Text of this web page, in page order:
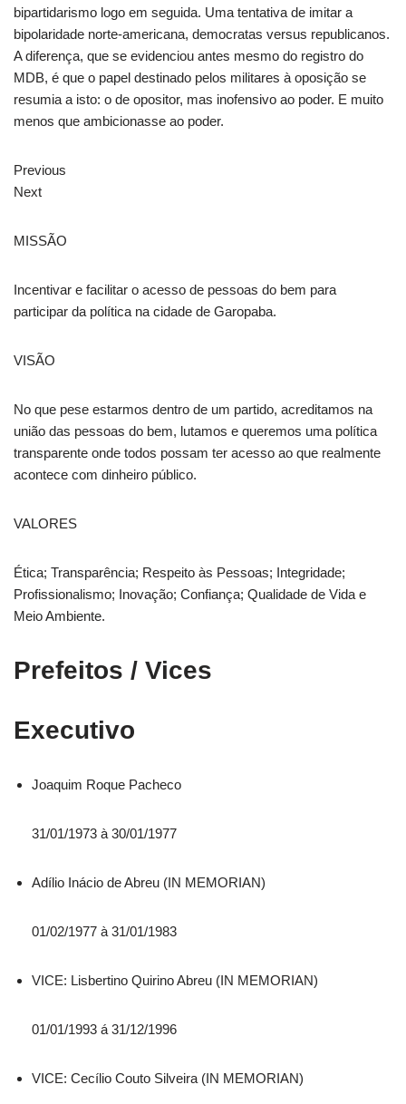
bipartidarismo logo em seguida. Uma tentativa de imitar a
bipolaridade norte-americana, democratas versus republicanos.
A diferença, que se evidenciou antes mesmo do registro do
MDB, é que o papel destinado pelos militares à oposição se
resumia a isto: o de opositor, mas inofensivo ao poder. E muito
menos que ambicionasse ao poder.
Previous
Next
MISSÃO
Incentivar e facilitar o acesso de pessoas do bem para
participar da política na cidade de Garopaba.
VISÃO
No que pese estarmos dentro de um partido, acreditamos na
união das pessoas do bem, lutamos e queremos uma política
transparente onde todos possam ter acesso ao que realmente
acontece com dinheiro público.
VALORES
Ética; Transparência; Respeito às Pessoas; Integridade;
Profissionalismo; Inovação; Confiança; Qualidade de Vida e
Meio Ambiente.
Prefeitos / Vices
Executivo
Joaquim Roque Pacheco
31/01/1973 à 30/01/1977
Adílio Inácio de Abreu (IN MEMORIAN)
01/02/1977 à 31/01/1983
VICE: Lisbertino Quirino Abreu (IN MEMORIAN)
01/01/1993 á 31/12/1996
VICE: Cecílio Couto Silveira (IN MEMORIAN)